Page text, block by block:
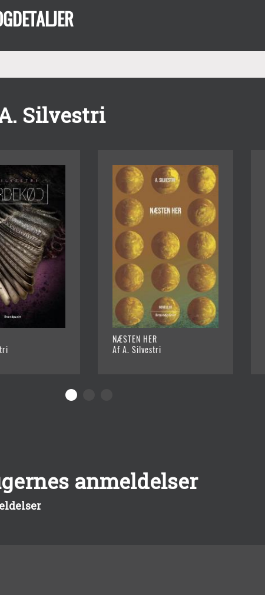
Silvestri
NÆSTEN HER
Af A. Silvestri
anmeldelser